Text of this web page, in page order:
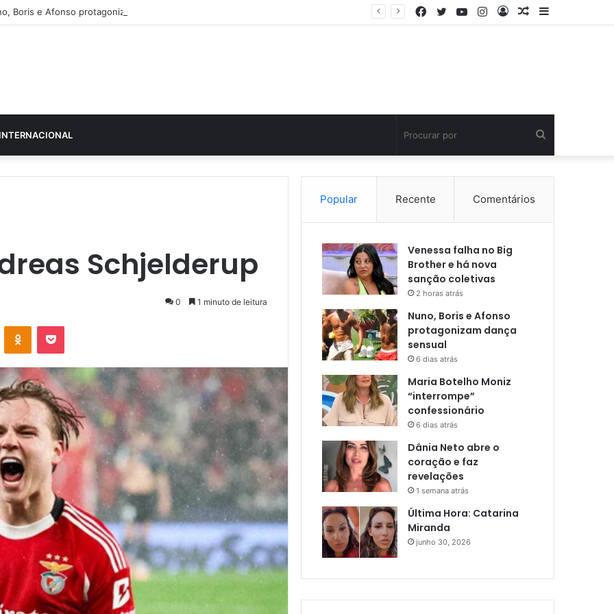
Boris e Afonso protagonizam dança sensual
Barra
Artigo
Entrar
Instagram
YouTube
Twitter
Facebook
INTERNACIONAL
por
Schjelderup
0 1 minuto de leitura
OK Pocket
Popular Recente Comentários
Venessa falha no Big
Brother e há nova
sanção coletivas
2 horas atrás
Nuno, Boris e Afonso
protagonizam dança
sensual
6 dias atrás
Maria Botelho Moniz
“interrompe”
confessionário
6 dias atrás
Dânia Neto abre o
coração e faz
revelações
1 semana atrás
Última Hora: Catarina
Miranda
junho 30, 2026